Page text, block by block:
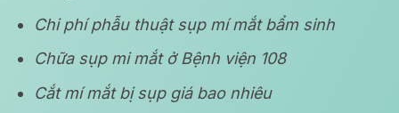
Chi phí phẫu thuật sụp mí mắt bẩm sinh
Chữa sụp mi mắt ở Bệnh viện 108
Cắt mí mắt bị sụp giá bao nhiêu